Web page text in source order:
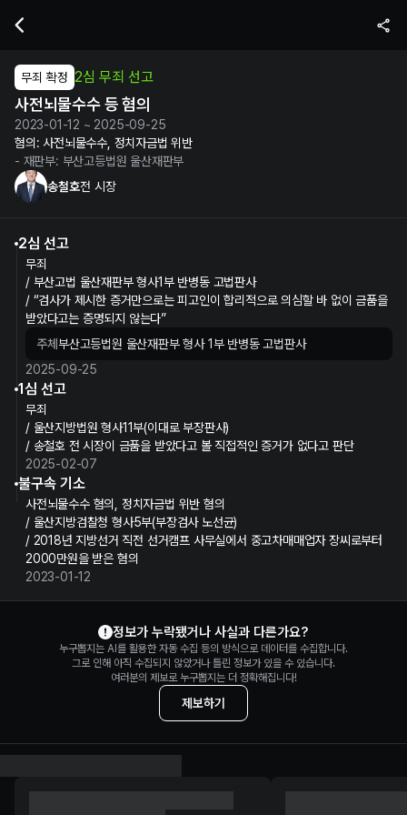
무죄 확정 2심 무죄 선고
사전뇌물수수 등 혐의
2023-01-12 ~ 2025-09-25
혐의:사전뇌물수수, 정치자금법 위반
- 재판부: 부산고등법원 울산재판부
송철호전 시장
2심 선고
무죄
/ 부산고법 울산재판부 형사1부 반병동 고법판사
/ “검사가 제시한 증거만으로는 피고인이 합리적으로 의심할 바 없이 금품을
받았다고는 증명되지 않는다”
주체 부산고등법원 울산재판부 형사 1부 반병동 고법판사
2025-09-25
1심 선고
무죄
/ 울산지방법원 형사11부(이대로 부장판사)
/ 송철호 전 시장이 금품을 받았다고 볼 직접적인 증거가 없다고 판단
2025-02-07
불구속 기소
사전뇌물수수 혐의, 정치자금법 위반 혐의
/ 울산지방검찰청 형사5부(부장검사 노선균)
/ 2018년 지방선거 직전 선거캠프 사무실에서 중고차매매업자 장씨로부터
2000만원을 받은 혐의
2023-01-12
정보가 누락됐거나 사실과 다른가요?
누구뽑지는 AI를 활용한 자동 수집 등의 방식으로 데이터를 수집합니다.
그로 인해 아직 수집되지 않았거나 틀린 정보가 있을 수 있습니다.
여러분의 제보로 누구뽑지는 더 정확해집니다!
제보하기